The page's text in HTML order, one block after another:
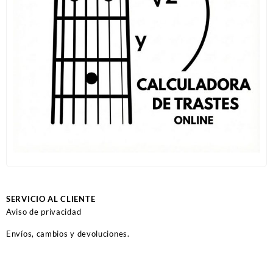
SERVICIO AL CLIENTE
Aviso de privacidad
Envíos, cambios y devoluciones.